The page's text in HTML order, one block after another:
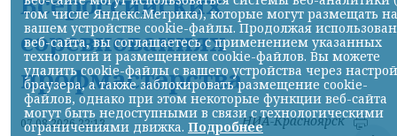
соревнованиях
профмастерства
07.08.2026 22:13 НИА-Красноярск
том числе Яндекс.Метрика), которые могут размещать на
вашем устройстве cookie-файлы. Продолжая
веб-сайта, вы соглашаетесь с применением указанных
технологий и размещением cookie-файлов. Вы можете
удалить cookie-файлы с вашего устройства через
браузера, а также заблокировать размещение cookie-
файлов, однако при этом некоторые функции веб-сайта
могут быть недоступными в связи с технологическими
ограничениями движка. Подробнее